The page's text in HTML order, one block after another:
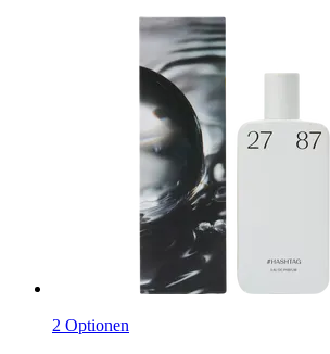
2 Optionen